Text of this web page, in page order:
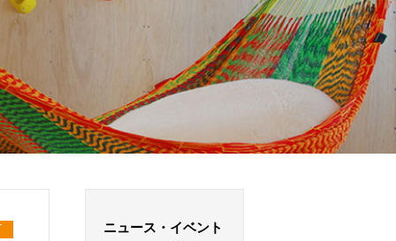
ニュース・イベント